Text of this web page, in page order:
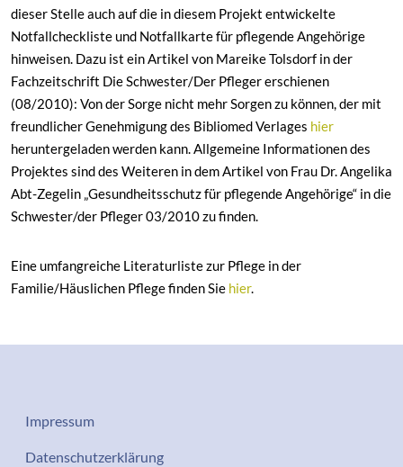
dieser Stelle auch auf die in diesem Projekt entwickelte
Notfallcheckliste und Notfallkarte für pflegende Angehörige
hinweisen. Dazu ist ein Artikel von Mareike Tolsdorf in der
Fachzeitschrift Die Schwester/Der Pfleger erschienen
(08/2010): Von der Sorge nicht mehr Sorgen zu können, der mit
freundlicher Genehmigung des Bibliomed Verlages hier
heruntergeladen werden kann. Allgemeine Informationen des
Projektes sind des Weiteren in dem Artikel von Frau Dr. Angelika
Abt-Zegelin „Gesundheitsschutz für pflegende Angehörige“ in die
Schwester/der Pfleger 03/2010 zu finden.
Eine umfangreiche Literaturliste zur Pflege in der
Familie/Häuslichen Pflege finden Sie hier.
Datenschutz-Impressum
Impressum
Services
Datenschutzerklärung